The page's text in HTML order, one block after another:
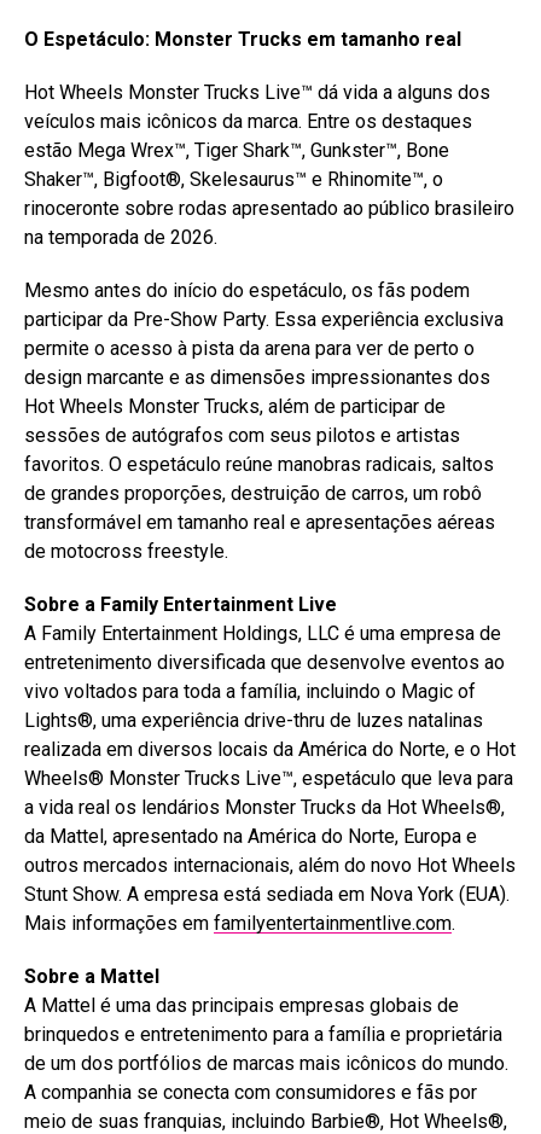
O Espetáculo: Monster Trucks em tamanho real
Hot Wheels Monster Trucks Live™ dá vida a alguns dos
veículos mais icônicos da marca. Entre os destaques
estão Mega Wrex™, Tiger Shark™, Gunkster™, Bone
Shaker™, Bigfoot®, Skelesaurus™ e Rhinomite™, o
rinoceronte sobre rodas apresentado ao público brasileiro
na temporada de 2026.
Mesmo antes do início do espetáculo, os fãs podem
participar da Pre-Show Party. Essa experiência exclusiva
permite o acesso à pista da arena para ver de perto o
design marcante e as dimensões impressionantes dos
Hot Wheels Monster Trucks, além de participar de
sessões de autógrafos com seus pilotos e artistas
favoritos. O espetáculo reúne manobras radicais, saltos
de grandes proporções, destruição de carros, um robô
transformável em tamanho real e apresentações aéreas
de motocross freestyle.
Sobre a Family Entertainment Live
A Family Entertainment Holdings, LLC é uma empresa de
entretenimento diversificada que desenvolve eventos ao
vivo voltados para toda a família, incluindo o Magic of
Lights®, uma experiência drive-thru de luzes natalinas
realizada em diversos locais da América do Norte, e o Hot
Wheels® Monster Trucks Live™, espetáculo que leva para
a vida real os lendários Monster Trucks da Hot Wheels®,
da Mattel, apresentado na América do Norte, Europa e
outros mercados internacionais, além do novo Hot Wheels
Stunt Show. A empresa está sediada em Nova York (EUA).
Mais informações em familyentertainmentlive.com.
Sobre a Mattel
A Mattel é uma das principais empresas globais de
brinquedos e entretenimento para a família e proprietária
de um dos portfólios de marcas mais icônicos do mundo.
A companhia se conecta com consumidores e fãs por
meio de suas franquias, incluindo Barbie®, Hot Wheels®,